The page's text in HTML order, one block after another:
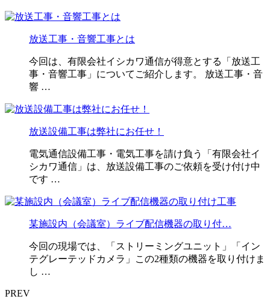
放送工事・音響工事とは
今回は、有限会社イシカワ通信が得意とする「放送工
事・音響工事」についてご紹介します。 放送工事・音
響 …
放送設備工事は弊社にお任せ！
電気通信設備工事・電気工事を請け負う「有限会社イ
シカワ通信」は、放送設備工事のご依頼を受け付け中
です …
某施設内（会議室）ライブ配信機器の取り付…
今回の現場では、「ストリーミングユニット」「イン
テグレーテッドカメラ」この2種類の機器を取り付けま
し …
PREV